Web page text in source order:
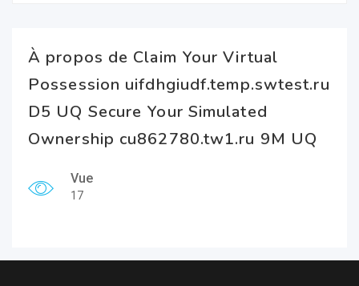
À propos de Claim Your Virtual
Possession uifdhgiudf.temp.swtest.ru
D5 UQ Secure Your Simulated
Ownership cu862780.tw1.ru 9M UQ
Vue
17